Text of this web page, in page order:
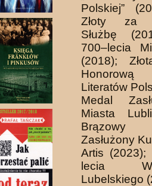
Polskiej”
Złoty za
Służbę
700–lecia
(2018);
Literatów
Medal
Miasta
Zasłużony
Artis (2023);
lecia
Lubelskiego